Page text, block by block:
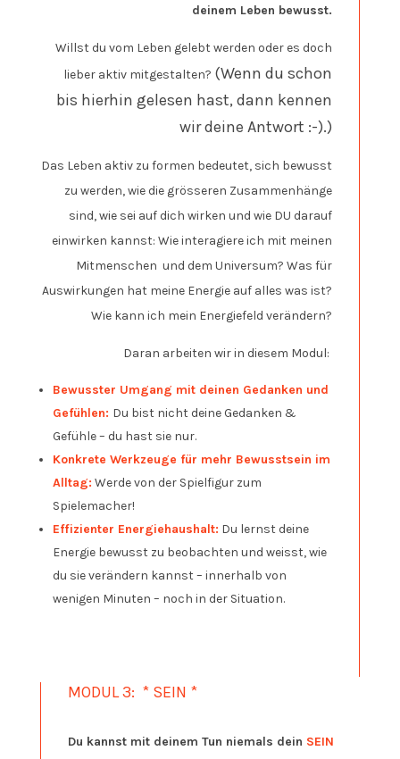
deinem Leben bewusst.
Willst du vom Leben gelebt werden oder es doch
lieber aktiv mitgestalten? (Wenn du schon
bis hierhin gelesen hast, dann kennen
wir deine Antwort :-).)
Das Leben aktiv zu formen bedeutet, sich bewusst
zu werden, wie die grösseren Zusammenhänge
sind, wie sei auf dich wirken und wie DU darauf
einwirken kannst: Wie interagiere ich mit meinen
Mitmenschen und dem Universum? Was für
Auswirkungen hat meine Energie auf alles was ist?
Wie kann ich mein Energiefeld verändern?
Daran arbeiten wir in diesem Modul:
Bewusster Umgang mit deinen Gedanken und
Gefühlen: Du bist nicht deine Gedanken &
Gefühle – du hast sie nur.
Konkrete Werkzeuge für mehr Bewusstsein im
Alltag: Werde von der Spielfigur zum
Spielemacher!
Effizienter Energiehaushalt: Du lernst deine
Energie bewusst zu beobachten und weisst, wie
du sie verändern kannst – innerhalb von
wenigen Minuten – noch in der Situation.
MODUL 3: * SEIN *
Du kannst mit deinem Tun niemals dein SEIN